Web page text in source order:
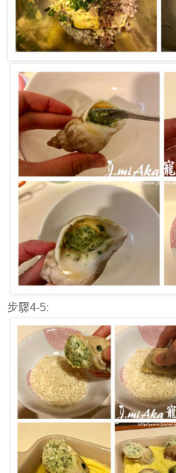
步驟4-5: